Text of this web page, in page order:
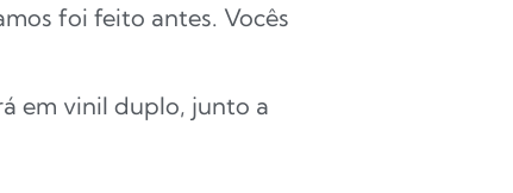
foi feito antes. Vocês
em vinil duplo, junto a